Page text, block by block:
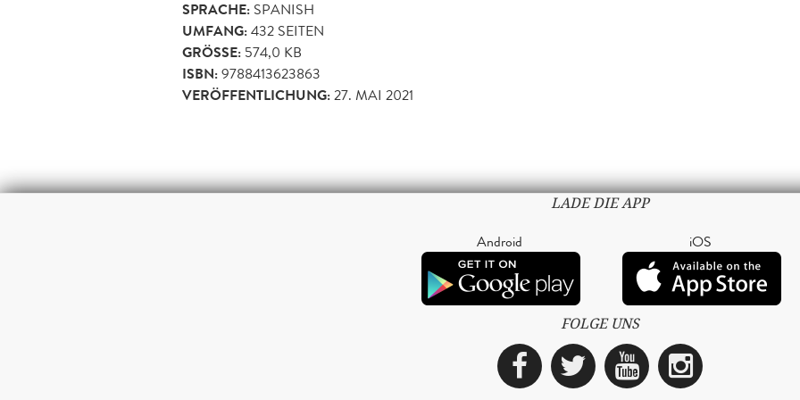
SPRACHE: SPANISH
UMFANG:432 SEITEN
GRÖSSE: 574,0 KB
ISBN:9788413623863
VERÖFFENTLICHUNG:27. MAI 2021
LADE DIE APP
Android iOS
FOLGE UNS
Facebook
TwitterYouTube